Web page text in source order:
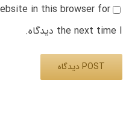
in this browser for
the next time I دیدگاه.